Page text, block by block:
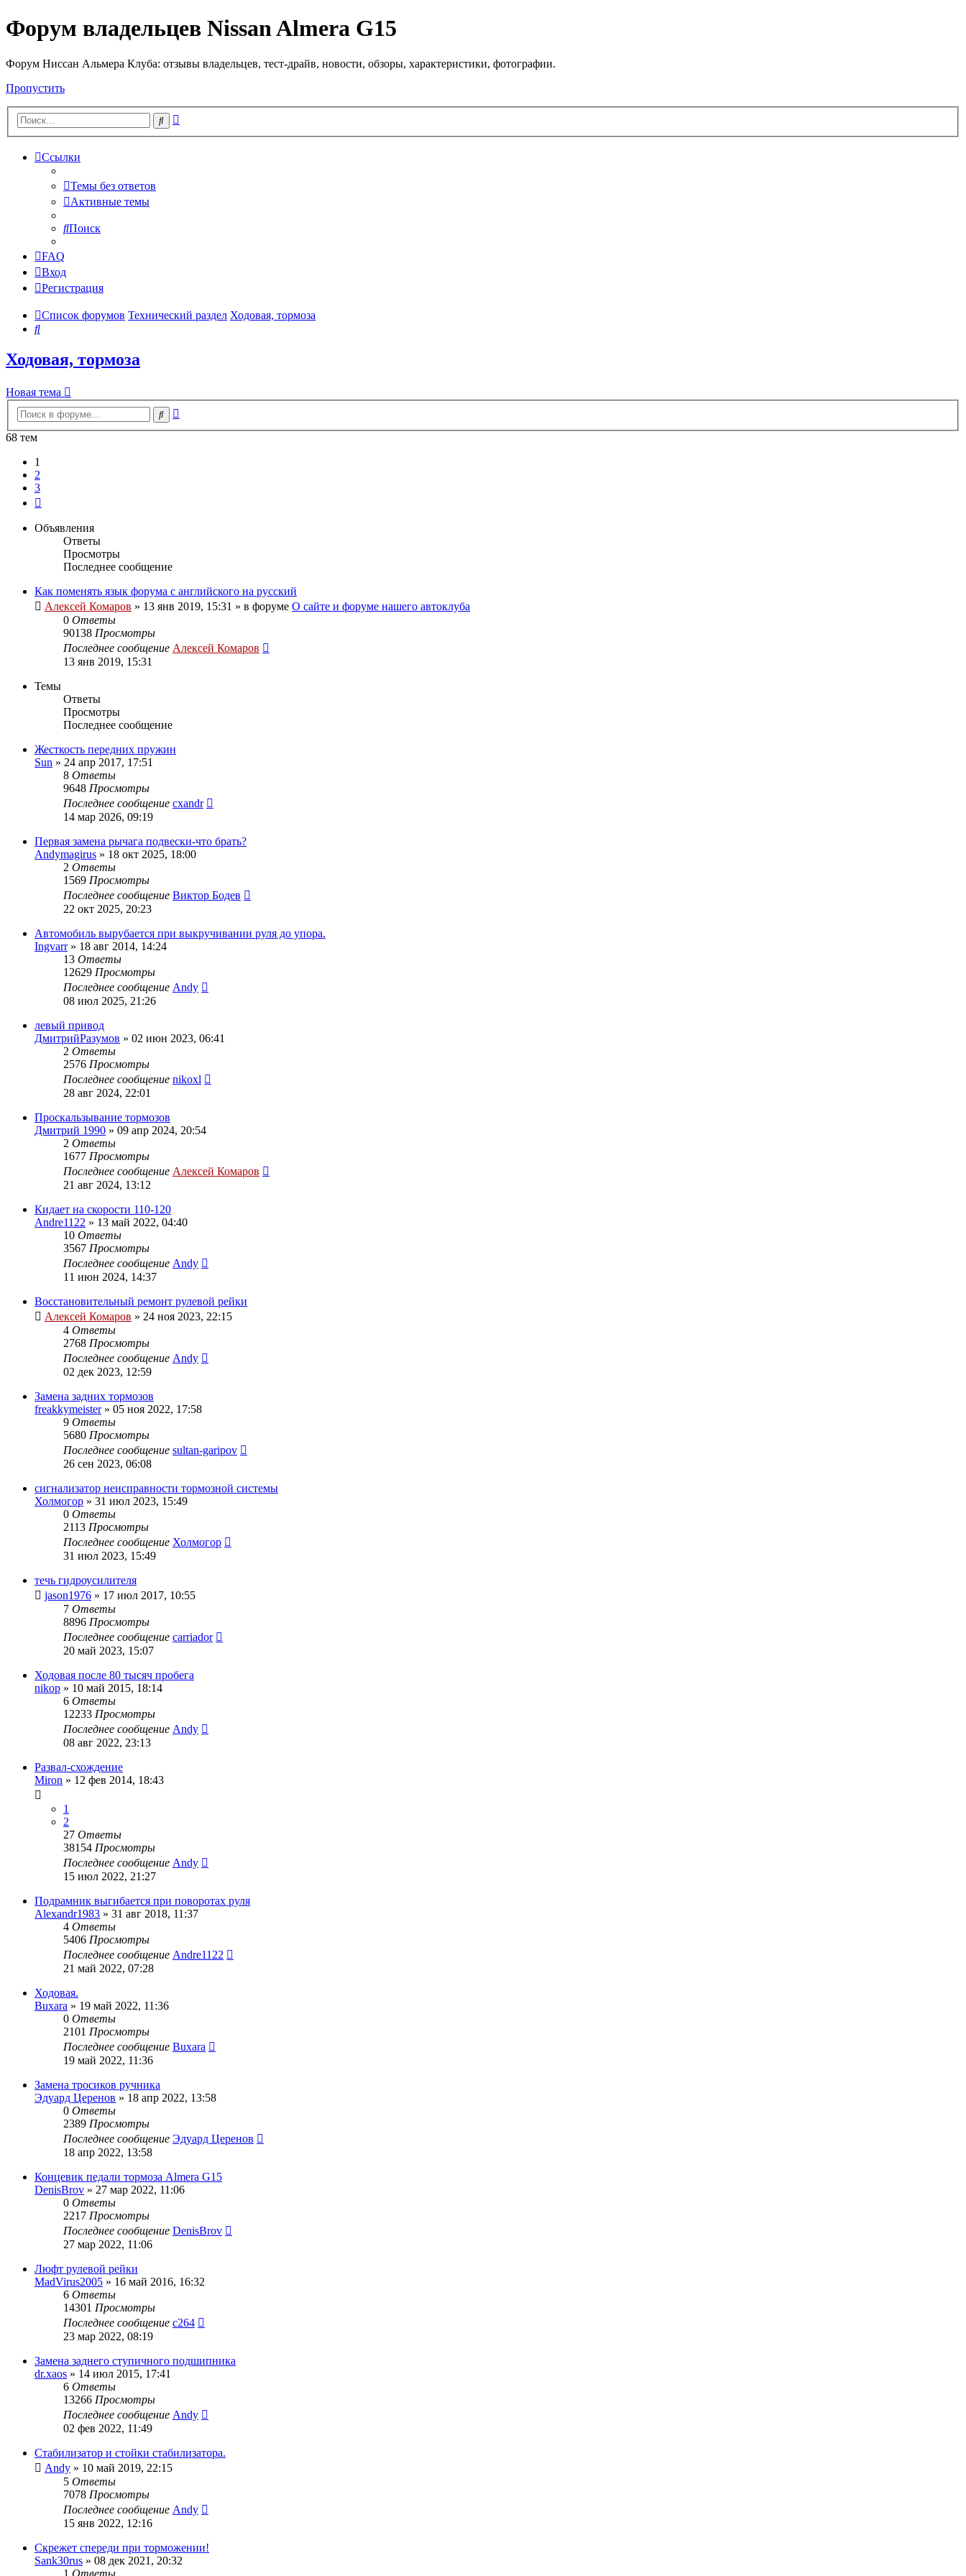
Форум владельцев Nissan Almera G15
Форум Ниссан Альмера Клуба: отзывы владельцев, тест-драйв, новости, обзоры, характеристики, фотографии.
Пропустить
Поиск
Ссылки
Темы без ответов
Активные темы
Поиск
FAQ
Вход
Регистрация
Список форумов Технический раздел Ходовая, тормоза
Поиск
Ходовая, тормоза
Новая тема
Поиск
68 тем
1
2
3
Объявления
Ответы
Просмотры
Последнее сообщение
Как поменять язык форума с английского на русский
Алексей Комаров » 13 янв 2019, 15:31 » в форуме О сайте и форуме нашего автоклуба
0 Ответы
90138 Просмотры
Последнее сообщение Алексей Комаров
13 янв 2019, 15:31
Темы
Ответы
Просмотры
Последнее сообщение
Жесткость передних пружин
Sun » 24 апр 2017, 17:51
8 Ответы
9648 Просмотры
Последнее сообщение cxandr
14 мар 2026, 09:19
Первая замена рычага подвески-что брать?
Andymagirus » 18 окт 2025, 18:00
2 Ответы
1569 Просмотры
Последнее сообщение Виктор Бодев
22 окт 2025, 20:23
Автомобиль вырубается при выкручивании руля до упора.
Ingvarr» 18 авг 2014, 14:24
13 Ответы
12629 Просмотры
Последнее сообщение Andy
08 июл 2025, 21:26
левый привод
ДмитрийРазумов » 02 июн 2023, 06:41
2 Ответы
2576 Просмотры
Последнее сообщение nikoxl
28 авг 2024, 22:01
Проскальзывание тормозов
Дмитрий 1990 » 09 апр 2024, 20:54
2 Ответы
1677 Просмотры
Последнее сообщение Алексей Комаров
21 авг 2024, 13:12
Кидает на скорости 110-120
Andre1122 » 13 май 2022, 04:40
10 Ответы
3567 Просмотры
Последнее сообщение Andy
11 июн 2024, 14:37
Восстановительный ремонт рулевой рейки
Алексей Комаров » 24 ноя 2023, 22:15
4 Ответы
2768 Просмотры
Последнее сообщение Andy
02 дек 2023, 12:59
Замена задних тормозов
freakkymeister» 05 ноя 2022, 17:58
9 Ответы
5680 Просмотры
Последнее сообщение sultan-garipov
26 сен 2023, 06:08
сигнализатор неисправности тормозной системы
Холмогор » 31 июл 2023, 15:49
0 Ответы
2113 Просмотры
Последнее сообщение Холмогор
31 июл 2023, 15:49
течь гидроусилителя
jason1976 » 17 июл 2017, 10:55
7 Ответы
8896 Просмотры
Последнее сообщение carriador
20 май 2023, 15:07
Ходовая после 80 тысяч пробега
nikop » 10 май 2015, 18:14
6 Ответы
12233 Просмотры
Последнее сообщение Andy
08 авг 2022, 23:13
Развал-схождение
Miron » 12 фев 2014, 18:43
1
2
27 Ответы
38154 Просмотры
Последнее сообщение Andy
15 июл 2022, 21:27
Подрамник выгибается при поворотах руля
Alexandr1983 » 31 авг 2018, 11:37
4 Ответы
5406 Просмотры
Последнее сообщение Andre1122
21 май 2022, 07:28
Ходовая.
Buxara » 19 май 2022, 11:36
0 Ответы
2101 Просмотры
Последнее сообщение Buxara
19 май 2022, 11:36
Замена тросиков ручника
Эдуард Церенов » 18 апр 2022, 13:58
0 Ответы
2389 Просмотры
Последнее сообщение Эдуард Церенов
18 апр 2022, 13:58
Концевик педали тормоза Almera G15
DenisBrov » 27 мар 2022, 11:06
0 Ответы
2217 Просмотры
Последнее сообщение DenisBrov
27 мар 2022, 11:06
Люфт рулевой рейки
MadVirus2005 » 16 май 2016, 16:32
6 Ответы
14301 Просмотры
Последнее сообщение c264
23 мар 2022, 08:19
Замена заднего ступичного подшипника
dr.xaos » 14 июл 2015, 17:41
6 Ответы
13266 Просмотры
Последнее сообщение Andy
02 фев 2022, 11:49
Стабилизатор и стойки стабилизатора.
Andy » 10 май 2019, 22:15
5 Ответы
7078 Просмотры
Последнее сообщение Andy
15 янв 2022, 12:16
Скрежет спереди при торможении!
Sank30rus » 08 дек 2021, 20:32
1 Ответы